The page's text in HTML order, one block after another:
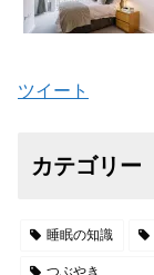
ツイート
カテゴリー
睡眠の知識
つぶやき